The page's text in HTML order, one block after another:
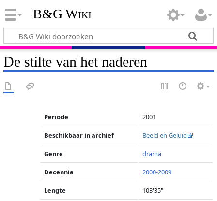
B&G Wiki
De stilte van het naderen
Periode 2001
Beschikbaar in archief Beeld en Geluid
Genre drama
Decennia 2000-2009
Lengte 103'35"